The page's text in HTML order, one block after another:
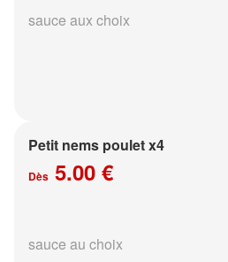
sauce aux choix
Petit nems poulet x4
Dès 5.00 €
sauce au choix